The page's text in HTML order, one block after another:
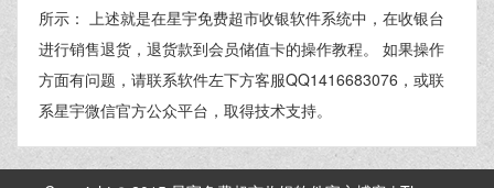
所示： 上述就是在星宇免费超市收银软件系统中，在收银台
进行销售退货，退货款到会员储值卡的操作教程。 如果操作
方面有问题，请联系软件左下方客服QQ1416683076，或联
系星宇微信官方公众平台，取得技术支持。